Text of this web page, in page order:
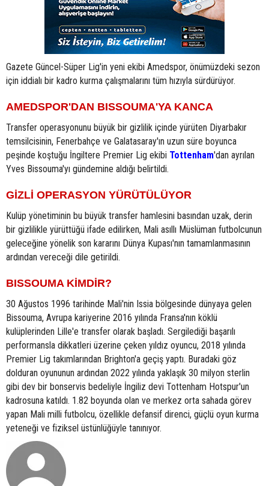
Gazete Güncel-Süper Lig'in yeni ekibi Amedspor, önümüzdeki sezon
için iddialı bir kadro kurma çalışmalarını tüm hızıyla sürdürüyor.
AMEDSPOR'DAN BISSOUMA'YA KANCA
Transfer operasyonunu büyük bir gizlilik içinde yürüten Diyarbakır
temsilcisinin, Fenerbahçe ve Galatasaray'ın uzun süre boyunca
peşinde koştuğu İngiltere Premier Lig ekibi Tottenham'dan ayrılan
Yves Bissouma'yı gündemine aldığı belirtildi.
GİZLİ OPERASYON YÜRÜTÜLÜYOR
Kulüp yönetiminin bu büyük transfer hamlesini basından uzak, derin
bir gizlilikle yürüttüğü ifade edilirken, Mali asıllı Müslüman futbolcunun
geleceğine yönelik son kararını Dünya Kupası'nın tamamlanmasının
ardından vereceği dile getirildi.
BISSOUMA KİMDİR?
30 Ağustos 1996 tarihinde Mali'nin Issia bölgesinde dünyaya gelen
Bissouma, Avrupa kariyerine 2016 yılında Fransa'nın köklü
kulüplerinden Lille'e transfer olarak başladı. Sergilediği başarılı
performansla dikkatleri üzerine çeken yıldız oyuncu, 2018 yılında
Premier Lig takımlarından Brighton'a geçiş yaptı. Buradaki göz
dolduran oyununun ardından 2022 yılında yaklaşık 30 milyon sterlin
gibi dev bir bonservis bedeliyle İngiliz devi Tottenham Hotspur'un
kadrosuna katıldı. 1.82 boyunda olan ve merkez orta sahada görev
yapan Mali milli futbolcu, özellikle defansif direnci, güçlü oyun kurma
yeteneği ve fiziksel üstünlüğüyle tanınıyor.